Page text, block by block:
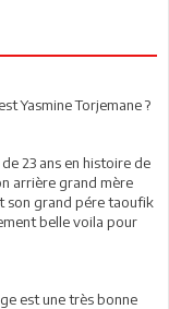
Yasmine Torjemane ?
23 ans en histoire de
arrière grand mère
son grand pére taoufik
belle voila pour
est une très bonne